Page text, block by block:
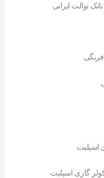
توالت ایرانی
فرنگی
اسپلیت
گازی اسپلیت